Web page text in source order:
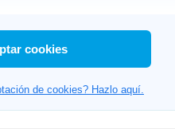
cookies
de cookies? Hazlo aquí.